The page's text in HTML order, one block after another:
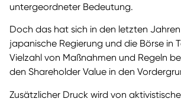
untergeordneter Bedeutung.
Doch das hat sich in den letzten
japanische Regierung und die Börse in
Vielzahl von Maßnahmen und Regeln
den Shareholder Value in den
Zusätzlicher Druck wird von